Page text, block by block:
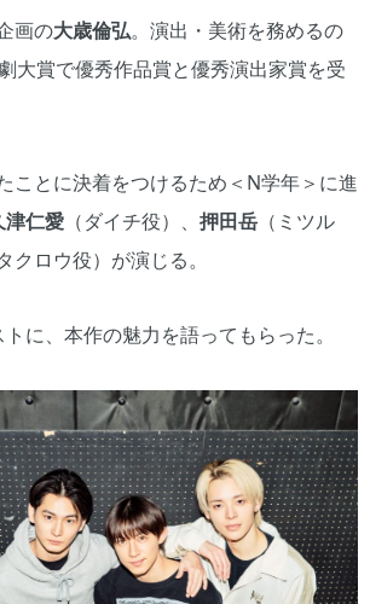
画の大歳倫弘。演出・美術を務めるの
大賞で優秀作品賞と優秀演出家賞を受
ことに決着をつけるため＜N学年＞に進
津仁愛 （ダイチ役）、 押田岳 （ミツル
クロウ役）が演じる。
に、本作の魅力を語ってもらった。